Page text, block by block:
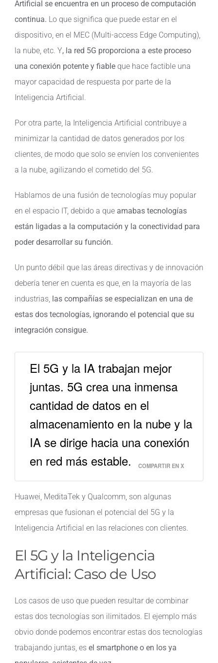
Artificial se encuentra en un proceso de computación
continua. Lo que significa que puede estar en el
dispositivo, en el MEC (Multi-access Edge Computing),
la nube, etc. Y, la red 5G proporciona a este proceso
una conexión potente y fiable que hace factible una
mayor capacidad de respuesta por parte de la
Inteligencia Artificial.
Por otra parte, la Inteligencia Artificial contribuye a
minimizar la cantidad de datos generados por los
clientes, de modo que solo se envíen los convenientes
a la nube, agilizando el cometido del 5G.
Hablamos de una fusión de tecnologías muy popular
en el espacio IT, debido a que amabas tecnologías
están ligadas a la computación y la conectividad para
poder desarrollar su función.
Un punto débil que las áreas directivas y de innovación
debería tener en cuenta es que, en la mayoría de las
industrias, las compañías se especializan en una de
estas dos tecnologías, ignorando el potencial que su
integración consigue.
El 5G y la IA trabajan mejor
juntas. 5G crea una inmensa
cantidad de datos en el
almacenamiento en la nube y la
IA se dirige hacia una conexión
en red más estable.
COMPARTIR EN X
Huawei, MeditaTek y Qualcomm, son algunas
empresas que fusionan el potencial del 5G y la
Inteligencia Artificial en las relaciones con clientes.
El 5G y la Inteligencia
Artificial: Caso de Uso
Los casos de uso que pueden resultar de combinar
estas dos tecnologías son ilimitados. El ejemplo más
obvio donde podemos encontrar estas dos tecnologías
trabajando juntas, es el smartphone o en los ya